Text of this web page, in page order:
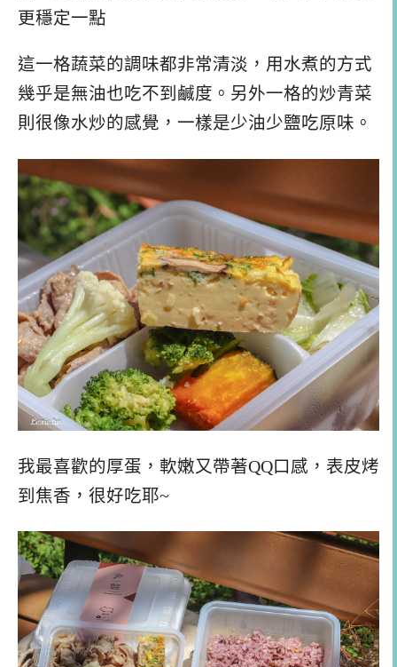
更穩定一點
這一格蔬菜的調味都非常清淡，用水煮的方式
幾乎是無油也吃不到鹹度。另外一格的炒青菜
則很像水炒的感覺，一樣是少油少鹽吃原味。
我最喜歡的厚蛋，軟嫩又帶著QQ口感，表皮烤
到焦香，很好吃耶~